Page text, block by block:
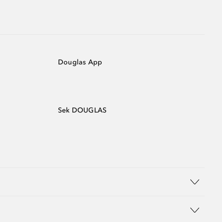
Douglas App
Sek DOUGLAS